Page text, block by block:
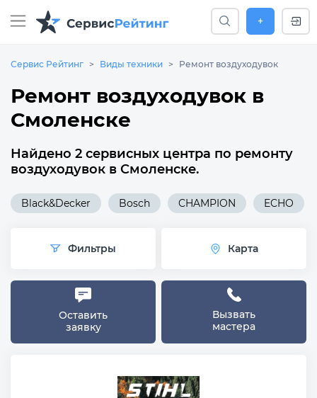
+
Сервис Рейтинг Виды техники Ремонт воздуходувок
Ремонт воздуходувок в
Смоленске
Найдено 2 сервисных центра по ремонту
воздуходувок в Смоленске.
Black&Decker Bosch CHAMPION ECHO
Фильтры Карта
Оставить
заявку
Вызвать
мастера